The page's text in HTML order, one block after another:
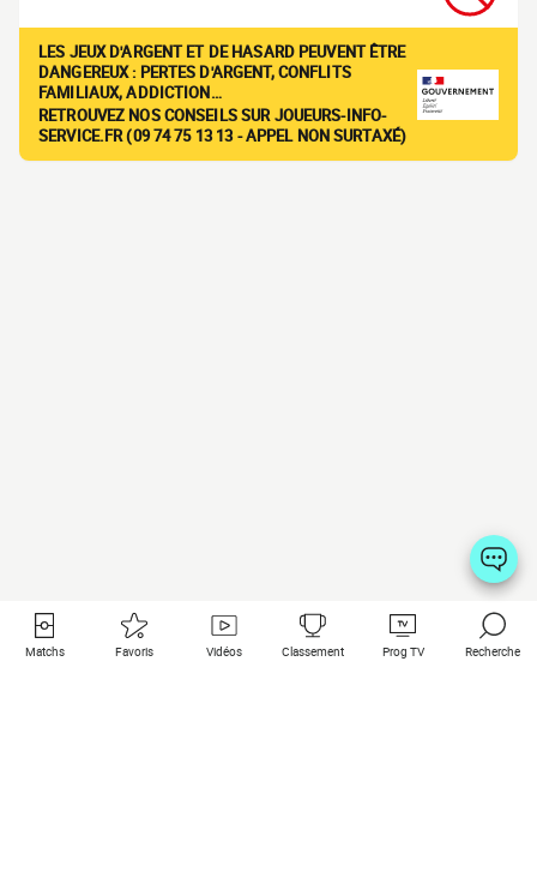
LES JEUX D'ARGENT ET DE HASARD PEUVENT ÊTRE
DANGEREUX : PERTES D'ARGENT, CONFLITS
FAMILIAUX, ADDICTION…
RETROUVEZ NOS CONSEILS SUR JOUEURS-INFO-
SERVICE.FR (09 74 75 13 13 - APPEL NON SURTAXÉ)
Matchs Favoris Vidéos Classement Prog TV Recherche